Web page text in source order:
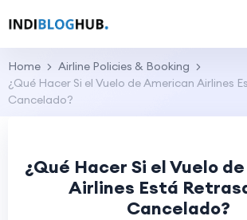
Home
Airline Policies & Booking
¿Qué Hacer Si el Vuelo de American Airlines
Cancelado?
¿Qué Hacer Si el Vuelo
Airlines Está
Cancelado?